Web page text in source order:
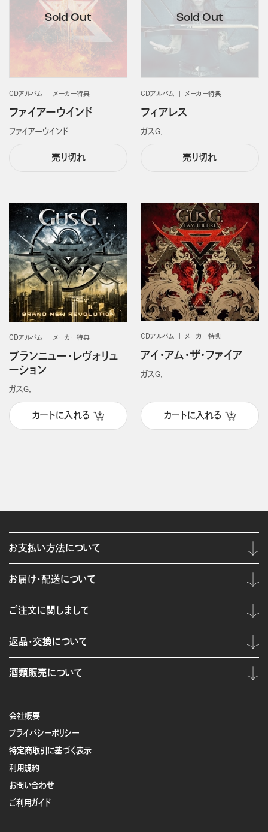
CDアルバム メーカー特典
ファイアーウインド
ファイアーウインド
売り切れ
CDアルバム メーカー特典
フィアレス
ガスＧ．
売り切れ
CDアルバム メーカー特典
ブランニュー・レヴォリュ
ーション
ガスＧ．
カートに入れる
CDアルバム メーカー特典
アイ・アム・ザ・ファイア
ガスＧ．
カートに入れる
会社概要
プライバシーポリシー
特定商取引に基づく表示
利用規約
お問い合わせ
ご利用ガイド
お支払い方法について
お届け・配送について
ご注文に関しまして
返品・交換について
酒類販売について